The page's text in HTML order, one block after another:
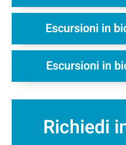
Escursioni in
Escursioni in
Richiedi